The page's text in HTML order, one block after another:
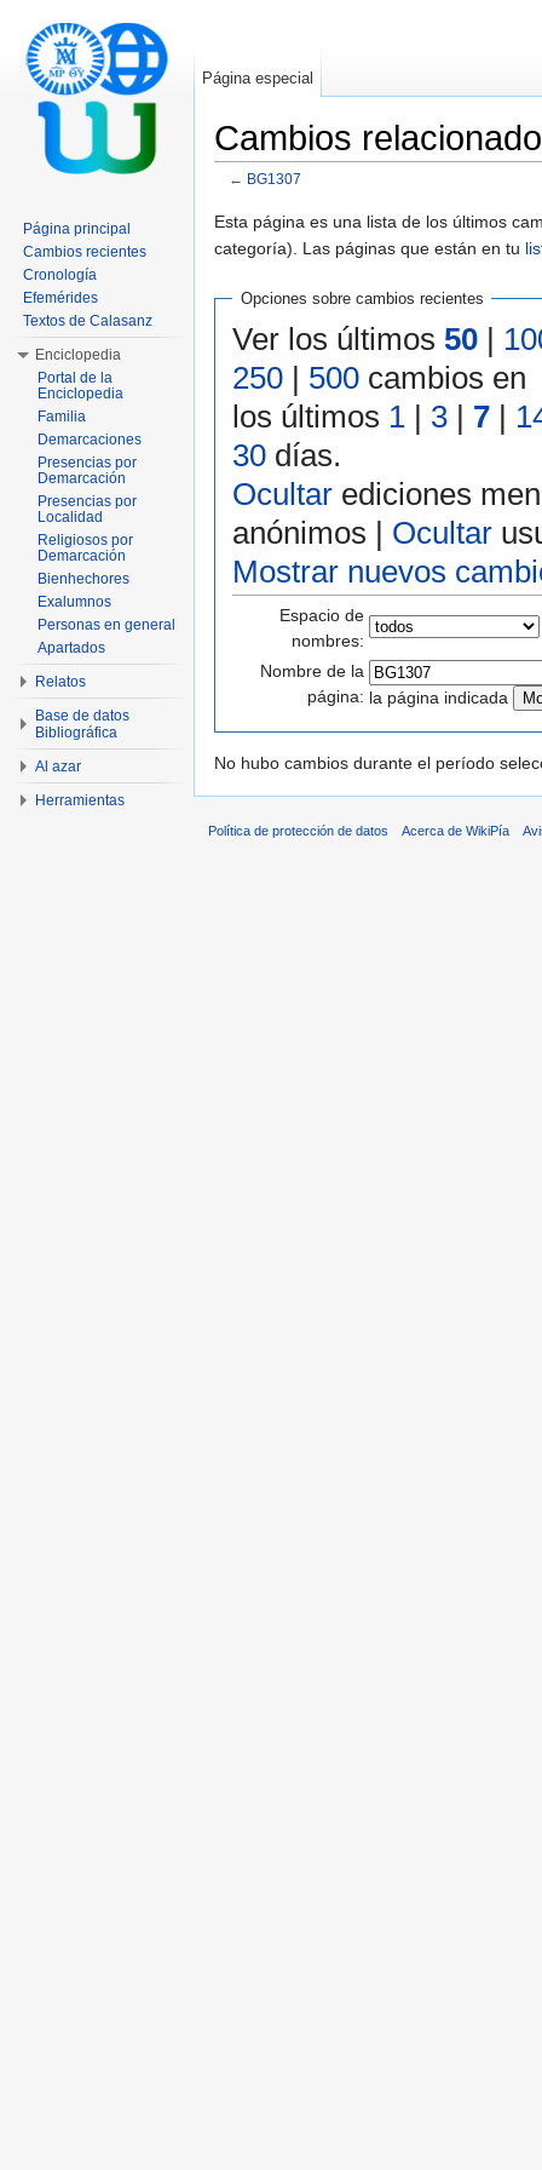
Cambios
← BG1307
Esta página es una lista de los últimos
categoría). Las páginas que están en tu
Opciones sobre cambios recientes
Ver los últimos 50 |
250 | 500 cambios en
los últimos 1 | 3 | 7 |
30 días.
Ocultar ediciones
anónimos | Ocultar
Mostrar nuevos
Espacio de
nombres:
Nombre de la
página: la página indicada
No hubo cambios durante el período
Página especial
Página principal
Cambios recientes
Cronología
Efemérides
Textos de Calasanz
Enciclopedia
Portal de la
Enciclopedia
Familia
Demarcaciones
Presencias por
Demarcación
Presencias por
Localidad
Religiosos por
Demarcación
Bienhechores
Exalumnos
Personas en general
Apartados
Relatos
Base de datos
Bibliográfica
Al azar
Herramientas
Política de protección de datos Acerca de WikiPía